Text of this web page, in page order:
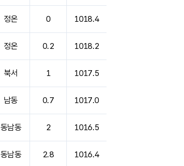
정온 0 1018.4
정온 0.2 1018.2
북서 1 1017.5
남동 0.7 1017.0
동남동 2 1016.5
동남동 2.8 1016.4